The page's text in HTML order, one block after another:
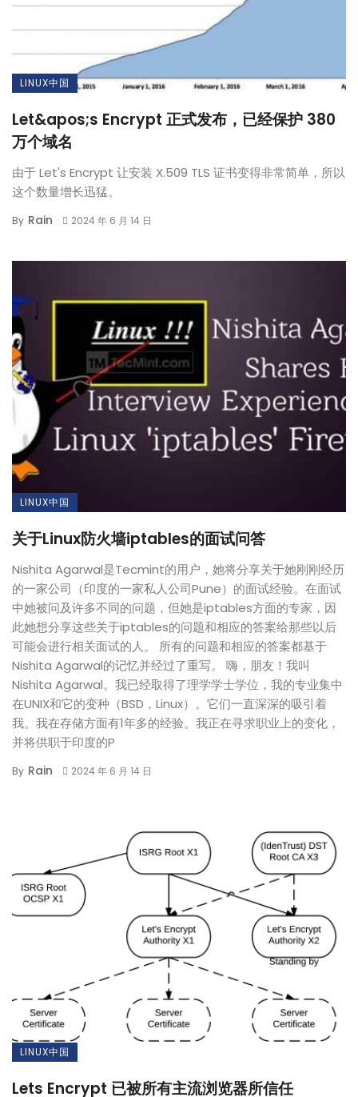
LINUX中国
Let&apos;s Encrypt 正式发布，已经保护 380
万个域名
由于 Let's Encrypt 让安装 X.509 TLS 证书变得非常简单，所以
这个数量增长迅猛。
By Rain 2024 年 6 月 14 日
LINUX中国
关于Linux防火墙iptables的面试问答
Nishita Agarwal是Tecmint的用户，她将分享关于她刚刚经历
的一家公司（印度的一家私人公司Pune）的面试经验。在面试
中她被问及许多不同的问题，但她是iptables方面的专家，因
此她想分享这些关于iptables的问题和相应的答案给那些以后
可能会进行相关面试的人。 所有的问题和相应的答案都基于
Nishita Agarwal的记忆并经过了重写。 嗨，朋友！我叫
Nishita Agarwal。我已经取得了理学学士学位，我的专业集中
在UNIX和它的变种（BSD，Linux）。它们一直深深的吸引着
我。我在存储方面有1年多的经验。我正在寻求职业上的变化，
并将供职于印度的P
By Rain 2024 年 6 月 14 日
LINUX中国
Lets Encrypt 已被所有主流浏览器所信任